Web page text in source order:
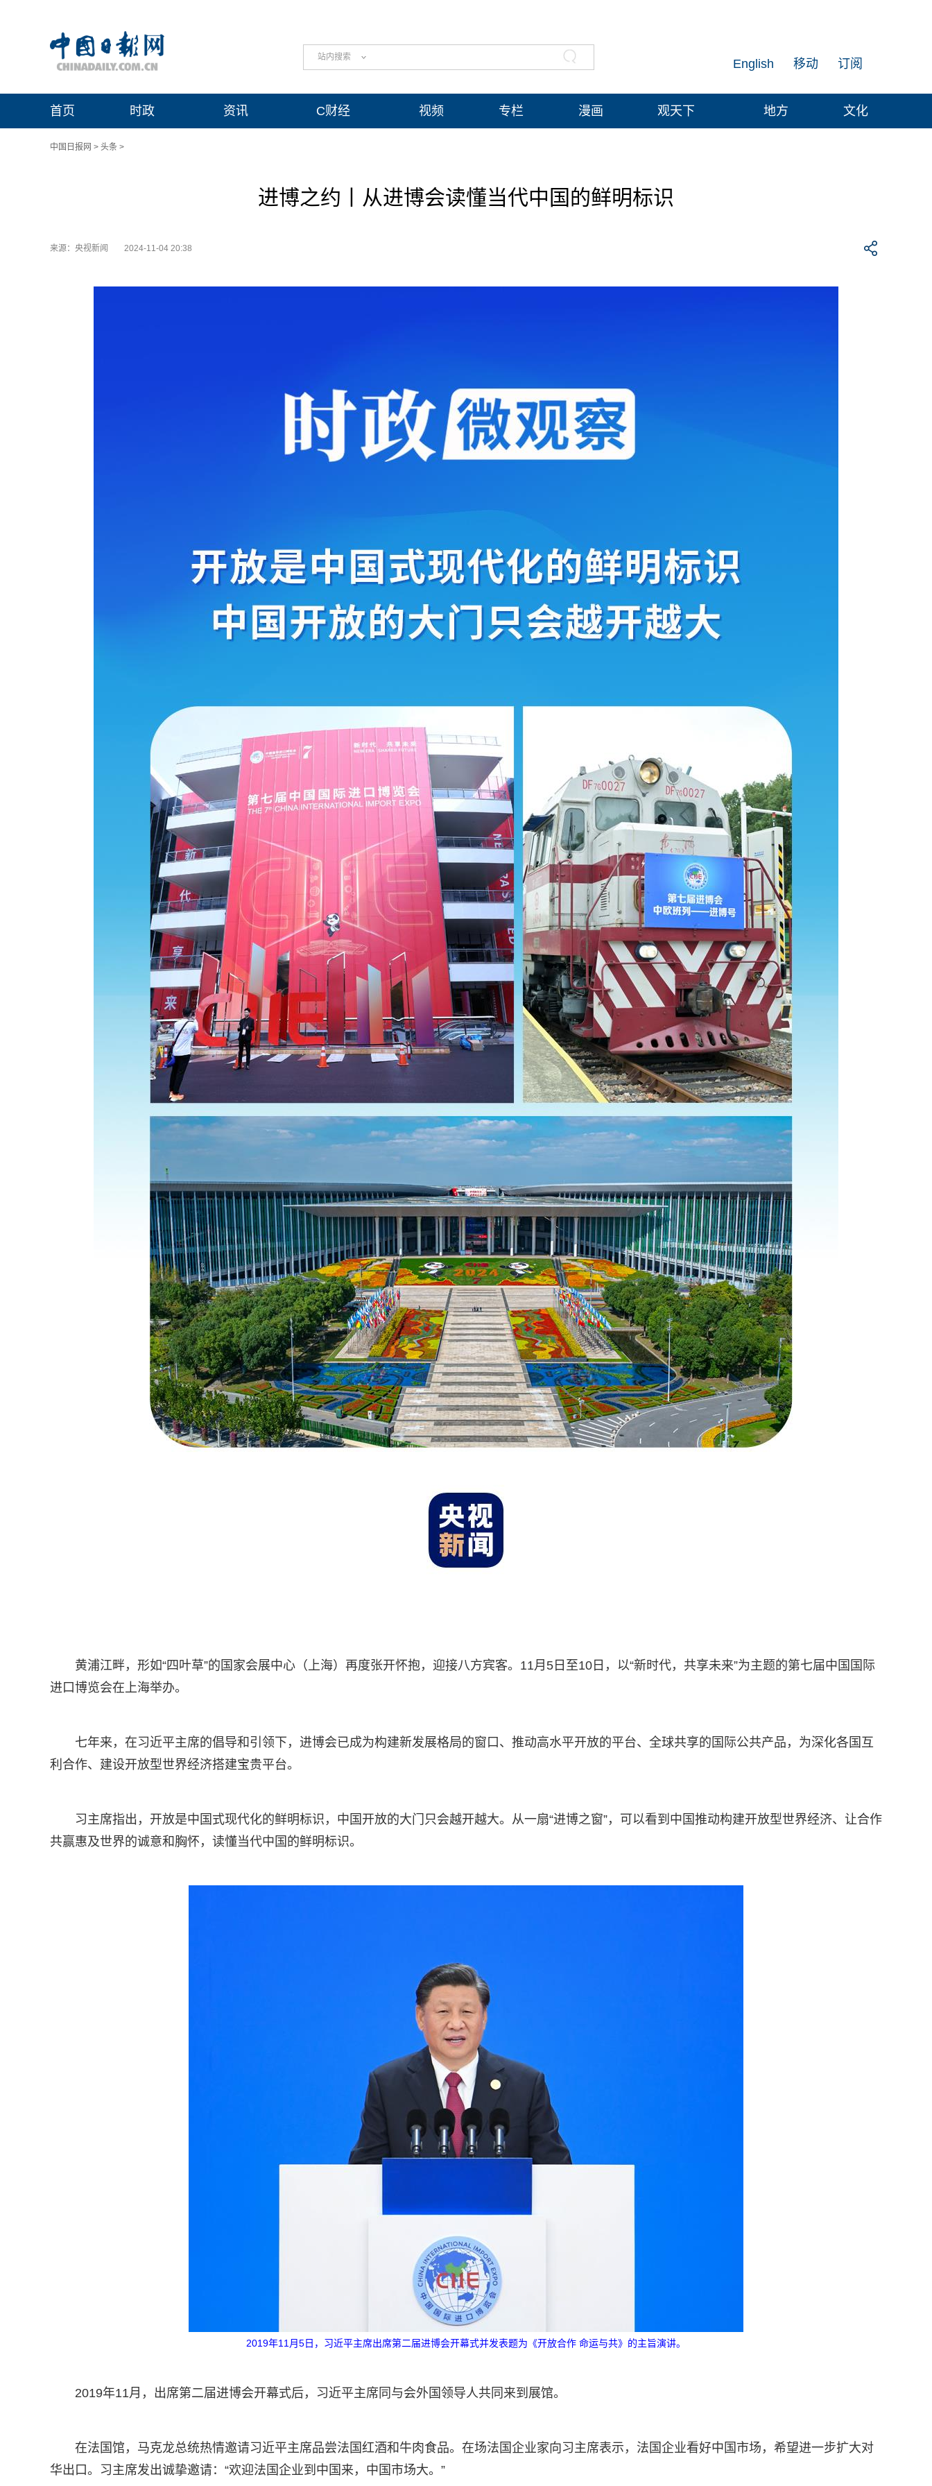
站内搜索 订阅
移动
English
首页 时政 资讯 C财经 视频 专栏 漫画 观天下 地方 文化
中国日报网 > 头条 >
进博之约丨从进博会读懂当代中国的鲜明标识
来源：央视新闻 2024-11-04 20:38
黄浦江畔，形如“四叶草”的国家会展中心（上海）再度张开怀抱，迎接八方宾客。11月5日至10日，以“新时代，共享未来”为主题的第七届中国国际
进口博览会在上海举办。
七年来，在习近平主席的倡导和引领下，进博会已成为构建新发展格局的窗口、推动高水平开放的平台、全球共享的国际公共产品，为深化各国互
利合作、建设开放型世界经济搭建宝贵平台。
习主席指出，开放是中国式现代化的鲜明标识，中国开放的大门只会越开越大。从一扇“进博之窗”，可以看到中国推动构建开放型世界经济、让合作
共赢惠及世界的诚意和胸怀，读懂当代中国的鲜明标识。
2019年11月5日，习近平主席出席第二届进博会开幕式并发表题为《开放合作 命运与共》的主旨演讲。
2019年11月，出席第二届进博会开幕式后，习近平主席同与会外国领导人共同来到展馆。
在法国馆，马克龙总统热情邀请习近平主席品尝法国红酒和牛肉食品。在场法国企业家向习主席表示，法国企业看好中国市场，希望进一步扩大对
华出口。习主席发出诚挚邀请：“欢迎法国企业到中国来，中国市场大。”